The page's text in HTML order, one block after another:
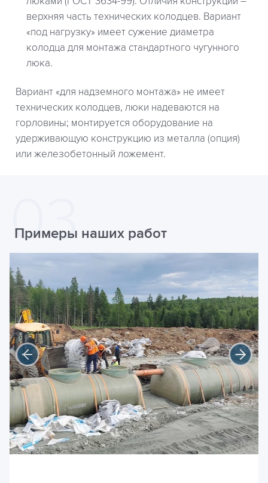
верхняя часть технических колодцев. Вариант
«под нагрузку» имеет сужение диаметра
колодца для монтажа стандартного чугунного
люка.
Вариант «для надземного монтажа» не имеет
технических колодцев, люки надеваются на
горловины; монтируется оборудование на
удерживающую конструкцию из металла (опция)
или железобетонный ложемент.
Примеры наших работ